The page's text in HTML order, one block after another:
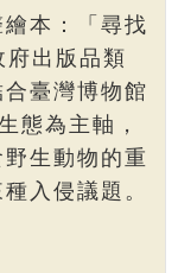
本：「尋找
府出版品類
合臺灣博物館
態為主軸，
生動物的重
入侵議題。